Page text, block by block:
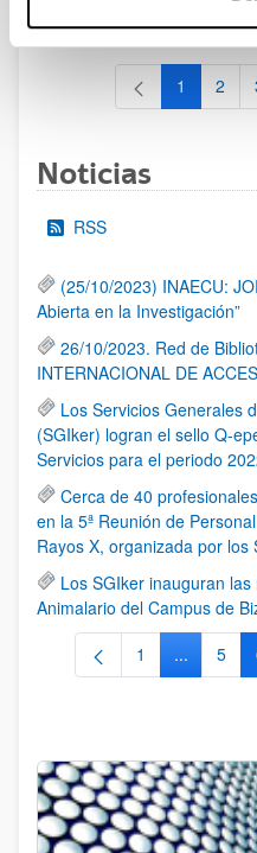
al 30/07/2026 (ambos
Página
1 2
Noticias
RSS
(25/10/2023) INAECU:
Abierta en la Investigación”
26/10/2023. Red de
INTERNACIONAL DE
Los Servicios Generales
(SGIker) logran el sello Q-
Servicios para el periodo
Cerca de 40
en la 5ª Reunión de
Rayos X, organizada por los
Los SGIker inauguran
Animalario del Campus de
Página
1 ...Páginas
5